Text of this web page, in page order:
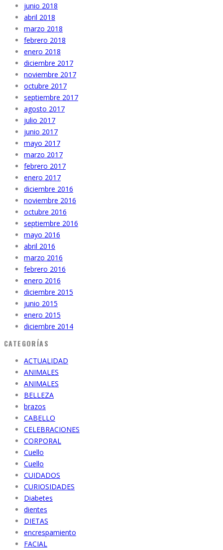
junio 2018
abril 2018
marzo 2018
febrero 2018
enero 2018
diciembre 2017
noviembre 2017
octubre 2017
septiembre 2017
agosto 2017
julio 2017
junio 2017
mayo 2017
marzo 2017
febrero 2017
enero 2017
diciembre 2016
noviembre 2016
octubre 2016
septiembre 2016
mayo 2016
abril 2016
marzo 2016
febrero 2016
enero 2016
diciembre 2015
junio 2015
enero 2015
diciembre 2014
CATEGORÍAS
ACTUALIDAD
ANIMALES
ANIMALES
BELLEZA
brazos
CABELLO
CELEBRACIONES
CORPORAL
Cuello
Cuello
CUIDADOS
CURIOSIDADES
Diabetes
dientes
DIETAS
encrespamiento
FACIAL